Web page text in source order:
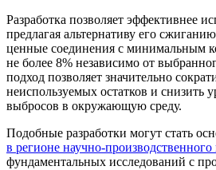
Разработка позволяет эффективнее
предлагая альтернативу его
ценные соединения с минимальным
не более 8% независимо от
подход позволяет значительно
неиспользуемых остатков и снизить
выбросов в окружающую среду.
Подобные разработки могут стать
в регионе научно-производственного
фундаментальных исследований с